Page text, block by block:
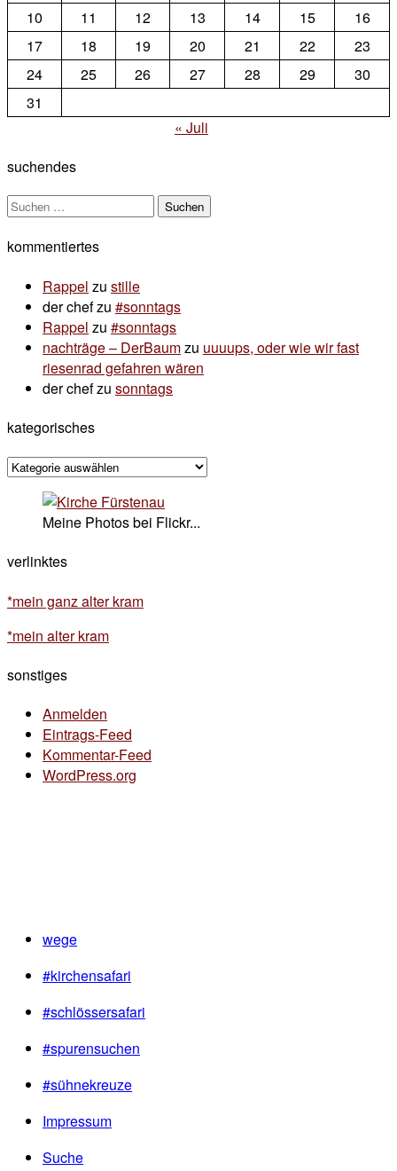
10
11 12 13 14 15
16
17
18 19 20 21 22
23
24
25 26 27 28 29
30
31
« Juli
suchendes
Suchen
kommentiertes
Rappel zu stille
der chefzu #sonntags
Rappel zu #sonntags
nachträge – DerBaumzu uuuups, oder wie wir fast
riesenrad gefahren wären
der chefzu sonntags
kategorisches
kategorisches
Meine Photos bei Flickr...
verlinktes
*mein ganz alter kram
*mein alter kram
sonstiges
Anmelden
Eintrags-Feed
Kommentar-Feed
WordPress.org
wege
#kirchensafari
#schlössersafari
#spurensuchen
#sühnekreuze
Impressum
Suche